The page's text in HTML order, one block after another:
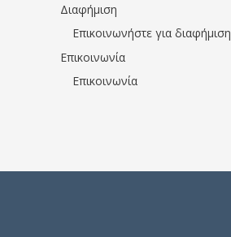
Διαφήμιση
Επικοινωνήστε για διαφήμιση
Επικοινωνία
Επικοινωνία